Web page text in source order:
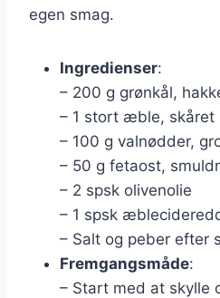
egen smag.
Ingredienser:
– 200 g grønkål,
– 1 stort æble, skåret
– 100 g valnødder,
– 50 g fetaost,
– 2 spsk olivenolie
– 1 spsk
– Salt og peber efter
Fremgangsmåde:
– Start med at skylle